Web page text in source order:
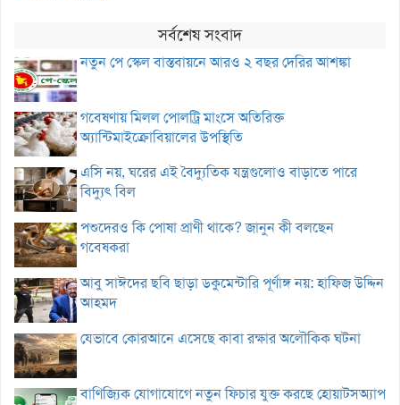
সর্বশেষ সংবাদ
নতুন পে স্কেল বাস্তবায়নে আরও ২ বছর দেরির আশঙ্কা
গবেষণায় মিলল পোলট্রি মাংসে অতিরিক্ত
অ্যান্টিমাইক্রোবিয়ালের উপস্থিতি
এসি নয়, ঘরের এই বৈদ্যুতিক যন্ত্রগুলোও বাড়াতে পারে
বিদ্যুৎ বিল
পশুদেরও কি পোষা প্রাণী থাকে? জানুন কী বলছেন
গবেষকরা
আবু সাঈদের ছবি ছাড়া ডকুমেন্টারি পূর্ণাঙ্গ নয়: হাফিজ উদ্দিন
আহমদ
যেভাবে কোরআনে এসেছে কাবা রক্ষার অলৌকিক ঘটনা
বাণিজ্যিক যোগাযোগে নতুন ফিচার যুক্ত করছে হোয়াটসঅ্যাপ